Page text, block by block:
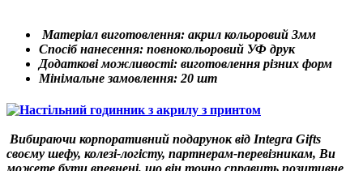
Матеріал виготовлення: акрил кольоровий 3мм
Спосіб нанесення: повнокольоровий УФ друк
Додаткові можливості: виготовлення різних форм
Мінімальне замовлення: 20 шт
Вибираючи корпоративний подарунок від Integra Gifts
своєму шефу, колезі-логісту, партнерам-перевізникам, Ви
можете бути впевнені, що він точно справить позитивне